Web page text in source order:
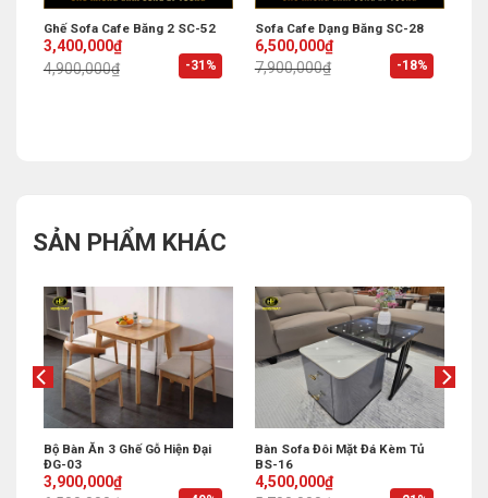
-31%
Ghế Sofa Cafe Băng 2 SC-52
4,900,000₫
Original
price
was:
3,400,000₫
Current
price
is:
-18%
Sofa Cafe Dạng Băng SC-28
7,900,000₫
Original
price
was:
6,500,000₫
Current
price
is:
SẢN PHẨM KHÁC
Bộ Bàn Ăn 3 Ghế Gỗ Hiện Đại
ĐG-03
Original
price
3,900,000₫
Current
price
Bàn Sofa Đôi Mặt Đá Kèm Tủ
BS-16
Original
price
4,500,000₫
Current
price